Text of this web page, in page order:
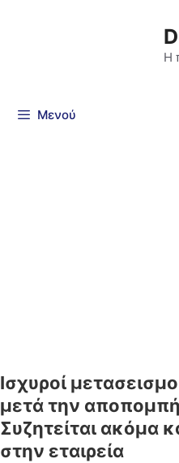
Η
Μενού
Ισχυροί
μετά την αποπομπή
Συζητείται ακόμα
στην εταιρεία